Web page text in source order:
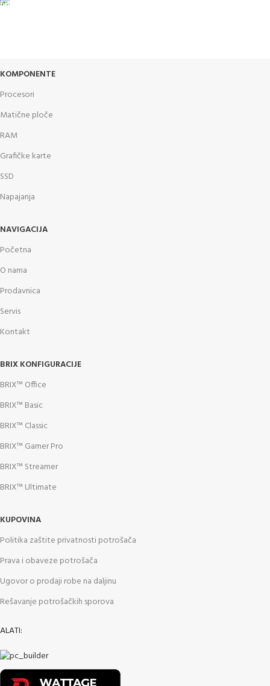
KOMPONENTE
Procesori
Matične ploče
RAM
Grafičke karte
SSD
Napajanja
NAVIGACIJA
Početna
O nama
Prodavnica
Servis
Kontakt
BRIX KONFIGURACIJE
BRIX™ Office
BRIX™ Basic
BRIX™ Classic
BRIX™ Gamer Pro
BRIX™ Streamer
BRIX™ Ultimate
KUPOVINA
Politika zaštite privatnosti potrošača
Prava i obaveze potrošača
Ugovor o prodaji robe na daljinu
Rešavanje potrošačkih sporova
ALATI: